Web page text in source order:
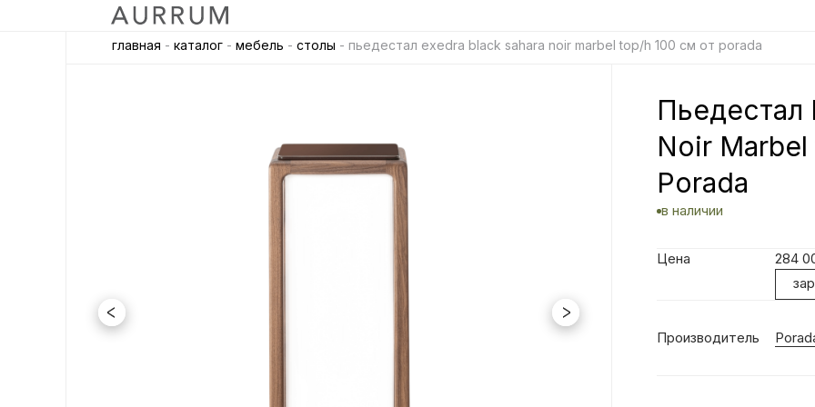
главная - каталог - мебель - столы - пьедестал exedra black sahara noir marbel top/h 100 см от porada
Пьедестал
Noir
Porada
в наличии
Цена 284
Производитель